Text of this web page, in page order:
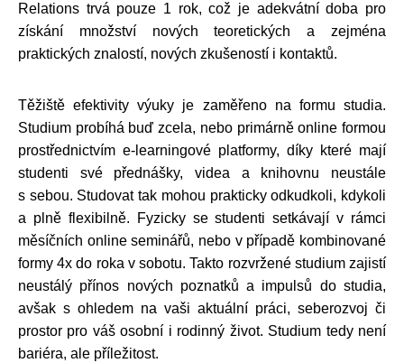
Relations trvá pouze 1 rok, což je adekvátní doba pro
získání množství nových teoretických a zejména
praktických znalostí, nových zkušeností i kontaktů.
Těžiště efektivity výuky je zaměřeno na formu studia.
Studium probíhá buď zcela, nebo primárně online formou
prostřednictvím e-learningové platformy, díky které mají
studenti své přednášky, videa a knihovnu neustále
s sebou. Studovat tak mohou prakticky odkudkoli, kdykoli
a plně flexibilně. Fyzicky se studenti setkávají v rámci
měsíčních online seminářů, nebo v případě kombinované
formy 4x do roka v sobotu. Takto rozvržené studium zajistí
neustálý přínos nových poznatků a impulsů do studia,
avšak s ohledem na vaši aktuální práci, seberozvoj či
prostor pro váš osobní i rodinný život. Studium tedy není
bariéra, ale příležitost.